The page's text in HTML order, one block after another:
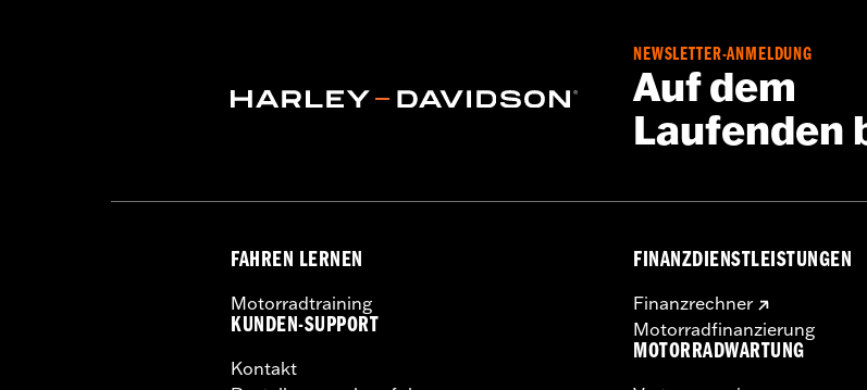
NEWSLETTER-ANMELDUNG
Auf dem
Laufenden
FAHREN LERNEN
Motorradtraining
KUNDEN-SUPPORT
Kontakt
FINANZDIENSTLEISTUNGEN
Finanzrechner
Motorradfinanzierung
MOTORRADWARTUNG